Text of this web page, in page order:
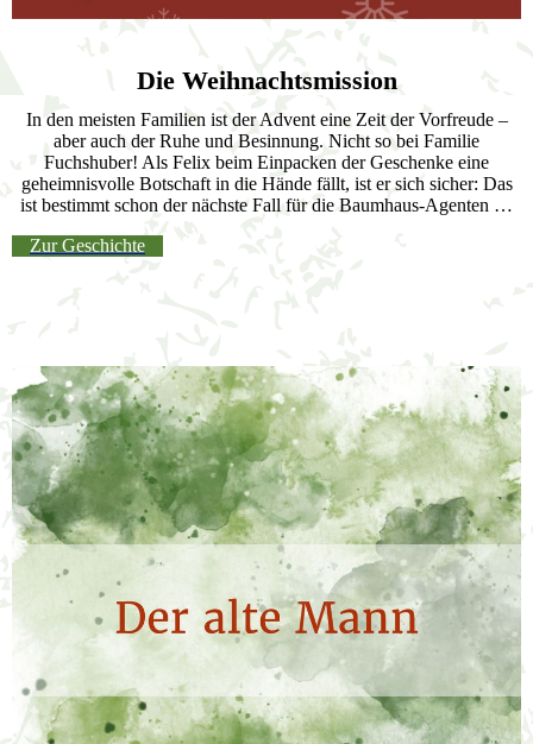
Die Weihnachtsmission
In den meisten Familien ist der Advent eine Zeit der Vorfreude –
aber auch der Ruhe und Besinnung. Nicht so bei Familie
Fuchshuber! Als Felix beim Einpacken der Geschenke eine
geheimnisvolle Botschaft in die Hände fällt, ist er sich sicher: Das
ist bestimmt schon der nächste Fall für die Baumhaus-Agenten …
Zur Geschichte